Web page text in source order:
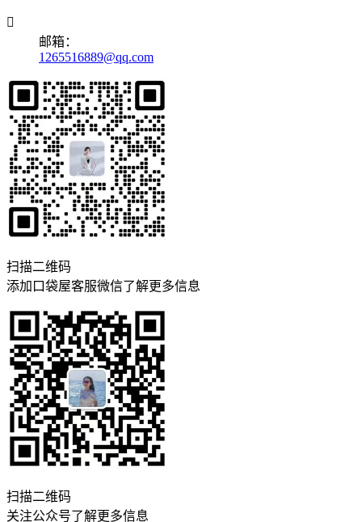

邮箱：
1265516889@qq.com
扫描二维码
添加口袋屋客服微信了解更多信息
扫描二维码
关注公众号了解更多信息